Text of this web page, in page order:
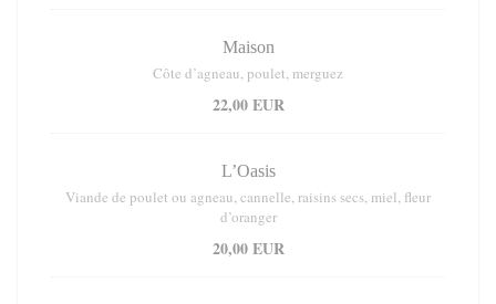
Maison
Côte d’agneau, poulet, merguez
22,00 EUR
L’Oasis
Viande de poulet ou agneau, cannelle, raisins secs, miel, fleur
d’oranger
20,00 EUR